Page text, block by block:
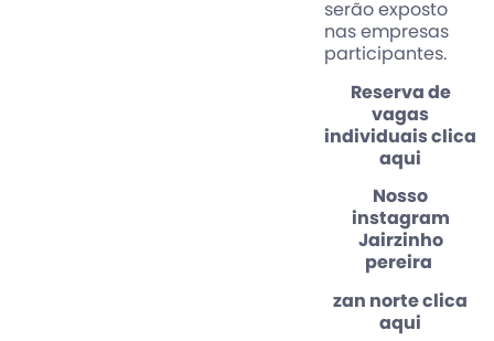
serão exposto
nas empresas
participantes.
Reserva de
vagas
individuais clica
aqui
Nosso
instagram
Jairzinho
pereira
zan norte clica
aqui